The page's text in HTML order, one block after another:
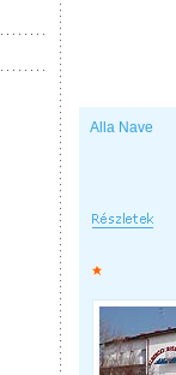
Alla Nave